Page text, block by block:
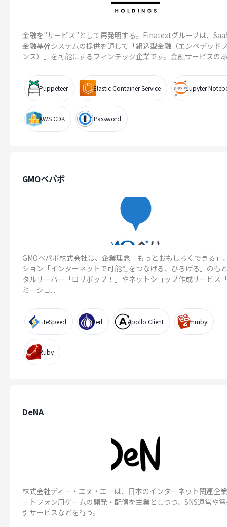
金融を"サービス"として再発明する。Finatextグループは、
金融基幹システムの提供を通じて「組込型金融（エンベデッド
ンス）」を可能にするフィンテック企業です。金融サービスの
Puppeteer Elastic Container Service Jupyter
AWS CDK 1Password
GMOペパボ
GMOペパボ株式会社は、企業理念「もっとおもしろくできる」
ション「インターネットで可能性をつなげる、ひろげる」のも
タルサーバー「ロリポップ！」やネットショップ作成サービス
ミーショ...
LiteSpeed Perl Apollo Client mruby
Ruby
DeNA
株式会社ディー・エヌ・エーは、日本のインターネット関連企
ートフォン用ゲームの開発・配信を主業としつつ、SNS運営や
引サービスなどを行う。